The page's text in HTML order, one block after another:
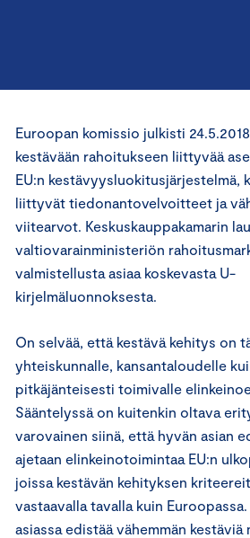
Euroopan komissio julkisti
kestävään rahoitukseen liittyvää
EU:n kestävyysluokitusjärjestelmä,
liittyvät tiedonantovelvoitteet ja
viitearvot. Keskuskauppakamarin
valtiovarainministeriön
valmistellusta asiaa koskevasta U-
kirjelmäluonnoksesta.
On selvää, että kestävä kehitys on
yhteiskunnalle, kansantaloudelle
pitkäjänteisesti toimivalle
Sääntelyssä on kuitenkin oltava
varovainen siinä, että hyvän asian
ajetaan elinkeinotoimintaa EU:n
joissa kestävän kehityksen
vastaavalla tavalla kuin
asiassa edistää vähemmän